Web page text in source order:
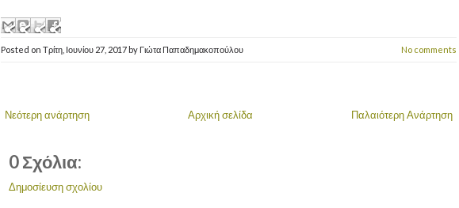
Posted on Τρίτη, Ιουνίου 27, 2017 by Γιώτα Παπαδημακοπούλου No comments
Νεότερη ανάρτηση Παλαιότερη Ανάρτηση
Αρχική σελίδα
0 Σχόλια:
Δημοσίευση σχολίου